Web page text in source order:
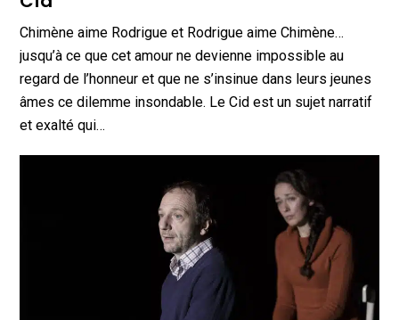
Chimène aime Rodrigue et Rodrigue aime Chimène…
jusqu’à ce que cet amour ne devienne impossible au
regard de l’honneur et que ne s’insinue dans leurs jeunes
âmes ce dilemme insondable. Le Cid est un sujet narratif
et exalté qui…